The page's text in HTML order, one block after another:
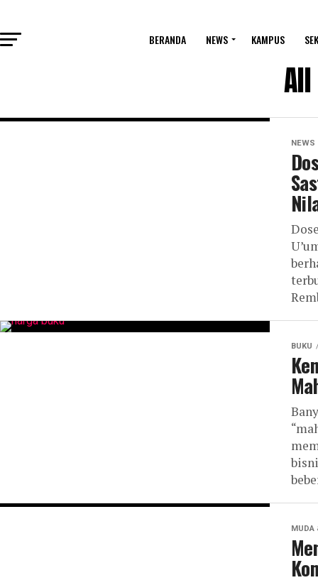
BERANDA NEWS KAMPUS
NEWS
BUKU
MUDA